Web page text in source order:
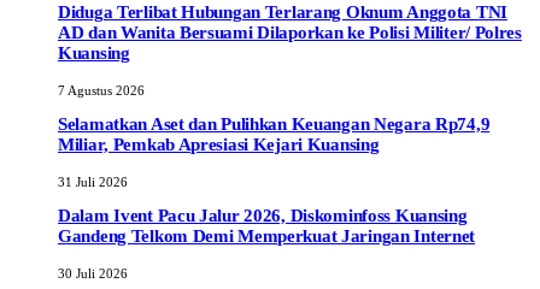
Diduga Terlibat Hubungan Terlarang Oknum Anggota TNI
AD dan Wanita Bersuami Dilaporkan ke Polisi Militer/ Polres
Kuansing
7 Agustus 2026
Selamatkan Aset dan Pulihkan Keuangan Negara Rp74,9
Miliar, Pemkab Apresiasi Kejari Kuansing
31 Juli 2026
Dalam Ivent Pacu Jalur 2026, Diskominfoss Kuansing
Gandeng Telkom Demi Memperkuat Jaringan Internet
30 Juli 2026